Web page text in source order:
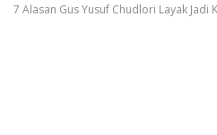
7 Alasan Gus Yusuf Chudlori Layak Jadi